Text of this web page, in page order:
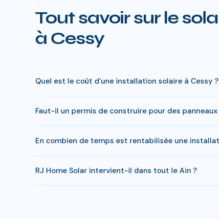
Tout savoir sur le
à Cessy
Quel est le coût d'une installation solaire à Cessy ?
charge peut descendre sous 4 000 € pour une
Faut-il un permis de construire pour des panneaux
Solar gère toutes ces démarches sans surcoût.
En combien de temps est rentabilisée une
entre 20 000 et 35 000 €.
RJ Home Solar intervient-il dans tout le Ain ?